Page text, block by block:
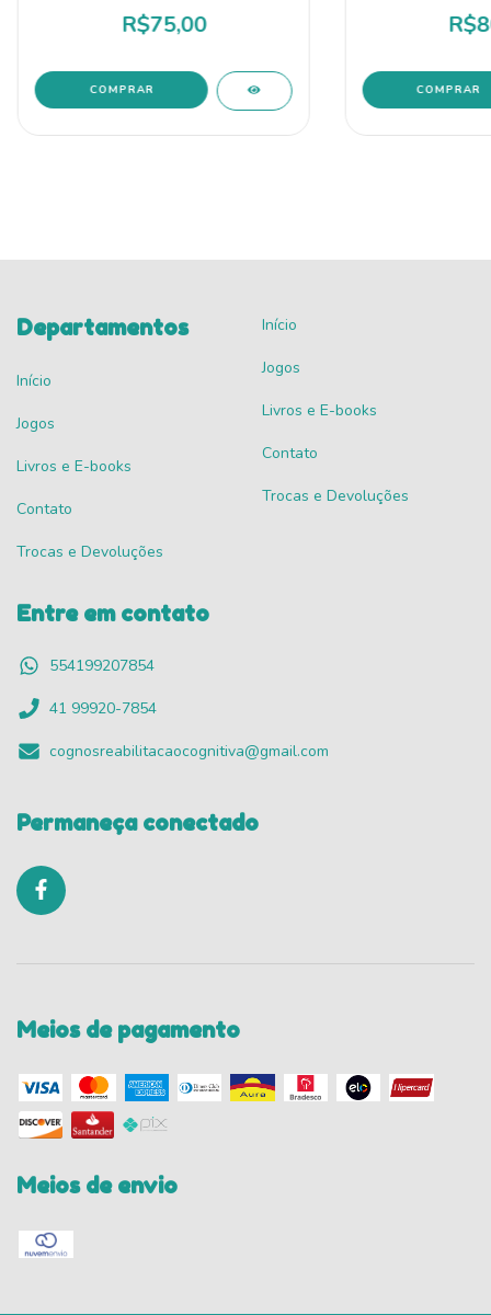
R$75,00
Departamentos
Início
Jogos
Livros e E-books
Contato
Trocas e Devoluções
Início
Jogos
Livros e E-books
Contato
Trocas e Devoluções
Entre em contato
554199207854
41 99920-7854
cognosreabilitacaocognitiva@gmail.com
Permaneça conectado
Meios de pagamento
Meios de envio